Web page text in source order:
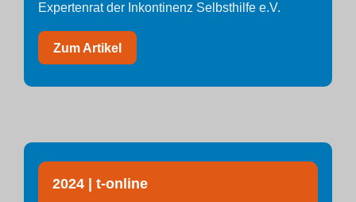
Expertenrat der Inkontinenz Selbsthilfe e.V.
Zum Artikel
2024 | t-online